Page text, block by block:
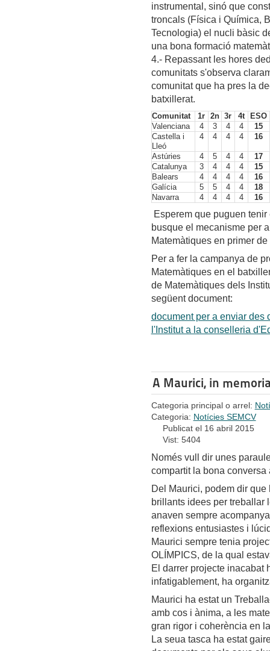
instrumental, sinó que
troncals (Física i Química,
Tecnologia) el nucli bàsic
una bona formació
4.- Repassant les hores
comunitats s'observa
comunitat que ha pres la
batxillerat.
Comunitat 1r 2n 3r 4t
ESO
Valenciana
4 3 4 4
15
Castella i
Lleó
4 4 4 4 16
Astúries 4 5 4 4
17
Catalunya
3 4 4 4
15
Balears
4 4 4 4
16
Galícia
5 5 4 4
18
Navarra
4 4 4 4 16
Esperem que puguen
busque el mecanisme per
Matemàtiques en primer
Per a fer la campanya de
Matemàtiques en el
de Matemàtiques dels
següent document:
document per a enviar des
l'Institut a la conselleria
A Maurici, in
Categoria principal o arrel:
Categoria: Notícies SEMCV
Publicat el 16 abril 2015
Vist: 5404
Només vull dir unes
compartit la bona
Del Maurici, podem dir
brillants idees per treballar
anaven sempre
reflexions entusiastes i
Maurici sempre tenia
OLÍMPICS, de la qual
El darrer projecte inacabat
infatigablement, ha
Maurici ha estat un
amb cos i ànima, a les
gran rigor i coherència en
La seua tasca ha estat